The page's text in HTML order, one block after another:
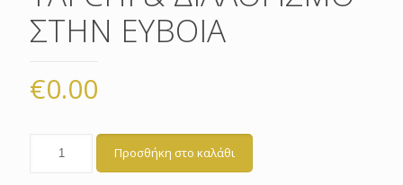
ΣΤΗΝ ΕΥΒΟΙΑ
€0.00
Προσθήκη στο καλάθι